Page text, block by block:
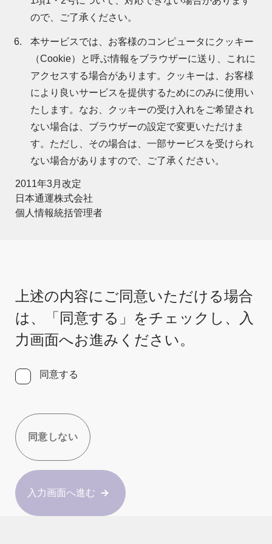
ので、ご了承ください。
本サービスでは、お客様のコンピュータにクッキー
（Cookie）と呼ぶ情報をブラウザーに送り、これに
アクセスする場合があります。クッキーは、お客様
により良いサービスを提供するためにのみに使用い
たします。なお、クッキーの受け入れをご希望され
ない場合は、ブラウザーの設定で変更いただけま
す。ただし、その場合は、一部サービスを受けられ
ない場合がありますので、ご了承ください。
2011年3月改定
日本通運株式会社
個人情報統括管理者
上述の内容にご同意いただける場合
は、「同意する」をチェックし、入
力画面へお進みください。
同意する
同意しない
入力画面へ進む